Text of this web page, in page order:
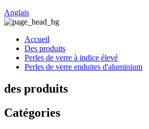
Anglais
Accueil
Des produits
Perles de verre à indice élevé
Perles de verre enduites d'aluminium
des produits
Catégories